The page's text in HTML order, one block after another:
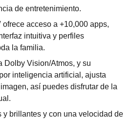
de entretenimiento.
ofrece acceso a +10,000 apps,
intuitiva y perfiles
la familia.
Dolby Vision/Atmos, y su
inteligencia artificial, ajusta
así puedes disfrutar de la
y brillantes y con una velocidad de